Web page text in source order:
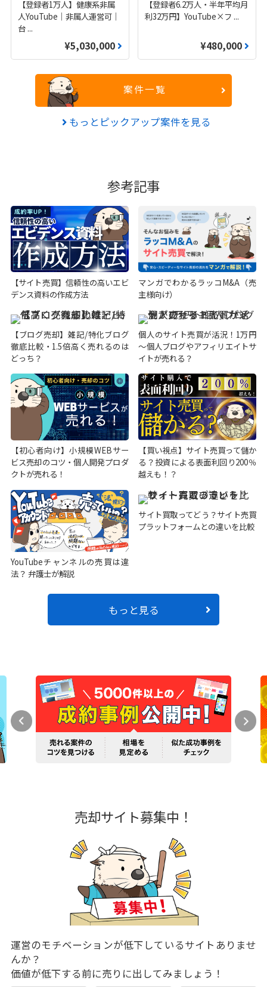
【登録者1万人】健康系非属
人YouTube｜非属人運営可｜
台 ...
¥5,030,000
【登録者6.2万人・半年平均月
利32万円】YouTube×フ ...
¥480,000
案件一覧
もっとピックアップ案件を見る
参考記事
【サイト売買】信頼性の高いエビ
デンス資料の作成方法
マンガでわかるラッコM&A（売
主様向け）
【ブログ売却】雑記/特化ブログ
徹底比較・1.5倍高く売れるのは
どっち？
個人のサイト売買が活況！1万円
～個人ブログやアフィリエイトサ
イトが売れる？
【初心者向け】小規模WEBサー
ビス売却のコツ・個人開発プロダ
クトが売れる！
【買い視点】サイト売買って儲か
る？投資による表面利回り200％
越えも！？
YouTubeチャンネルの売買は違
法？ 弁護士が解説
サイト買取ってどう？サイト売買
プラットフォームとの違いを比較
もっと見る
売却サイト募集中！
運営のモチベーションが低下しているサイトありませ
んか？
価値が低下する前に売りに出してみましょう！